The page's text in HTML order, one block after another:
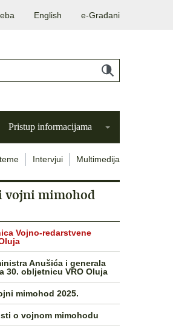
English e-Građani
Pristup informacijama
Intervjui Multimedija
vojni mimohod
Vojno-redarstvene
Anušića i generala
30. obljetnicu VRO Oluja
mimohod 2025.
o vojnom mimohodu